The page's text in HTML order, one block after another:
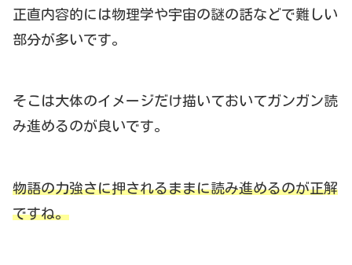
正直内容的には物理学や宇宙の謎の話などで難しい
部分が多いです。
そこは大体のイメージだけ描いておいてガンガン読
み進めるのが良いです。
物語の力強さに押されるままに読み進めるのが正解
ですね。